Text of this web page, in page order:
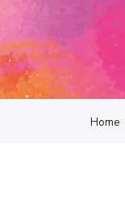
Home